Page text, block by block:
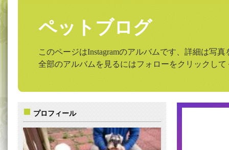
ペットブログ
このページはInstagramのアルバムです、詳細は写
全部のアルバムを見るにはフォローをクリックして
プロフィール